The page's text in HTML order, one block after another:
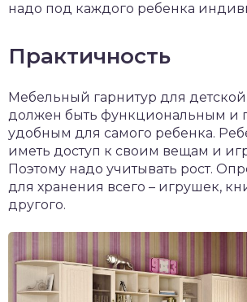
надо под каждого ребенка
Практичность
Мебельный гарнитур для
должен быть функциональным и
удобным для самого ребенка.
иметь доступ к своим вещам и
Поэтому надо учитывать рост.
для хранения всего – игрушек,
другого.